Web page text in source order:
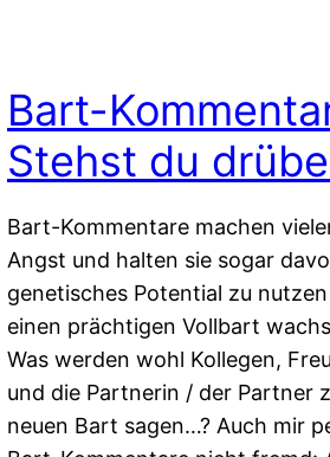
Bart-
Stehst du
Bart-Kommentare machen
Angst und halten sie sogar
genetisches Potential zu
einen prächtigen Vollbart
Was werden wohl Kollegen,
und die Partnerin / der Partner
neuen Bart sagen…? Auch mir